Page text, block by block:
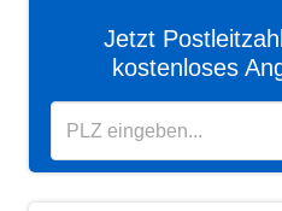
Jetzt
kostenloses